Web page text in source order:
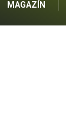
MAGAZÍN